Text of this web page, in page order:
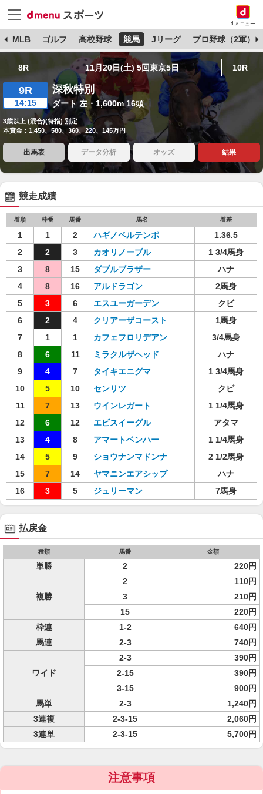
dメニュー
MLB ゴルフ 高校野球 競馬 Jリーグ プロ野球（2軍）
8R 11月20日(土) 5回東京5日 10R
9R
14:15
深秋特別
ダート 左・1,600m 16頭
3歳以上 (混合)(特指) 別定
本賞金：1,450、580、360、220、145万円
出馬表 データ分析 オッズ 結果
競走成績
着順 枠番 馬番 馬名 着差
1 1 2 ハギノベルテンポ
1.36.5
2
2 3 カオリノーブル
1 3/4馬身
3
8 15 ダブルブラザー
ハナ
4
8 16 アルドラゴン
2馬身
5
3 6 エスユーガーデン
クビ
6
2 4 クリアーザコースト
1馬身
7
1 1 カフェフロリデアン
3/4馬身
8
6 11 ミラクルザヘッド
ハナ
9
4 7 タイキエニグマ
1 3/4馬身
10
5 10 センリツ
クビ
11
7 13 ウインレガート
1 1/4馬身
12
6 12 エビスイーグル
アタマ
13
4 8 アマートベンハー
1 1/4馬身
14
5 9 ショウナンマドンナ
2 1/2馬身
15
7 14 ヤマニンエアシップ
ハナ
16
3 5 ジュリーマン 7馬身
払戻金
種類 馬番 金額
単勝 2 220円
複勝
2
110円
3
210円
15
220円
枠連
1-2
640円
馬連
2-3 740円
ワイド
2-3
390円
2-15
390円
3-15
900円
馬単
2-3
1,240円
3連複
2-3-15
2,060円
3連単
2-3-15 5,700円
注意事項